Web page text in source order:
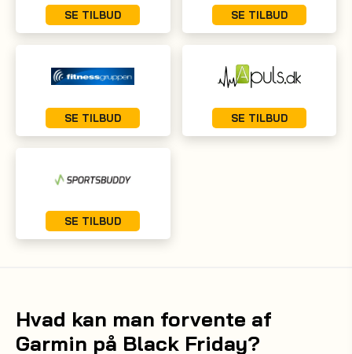
SE TILBUD SE TILBUD
SE TILBUD SE TILBUD
SE TILBUD
Hvad kan man forvente af
Garmin på Black Friday?